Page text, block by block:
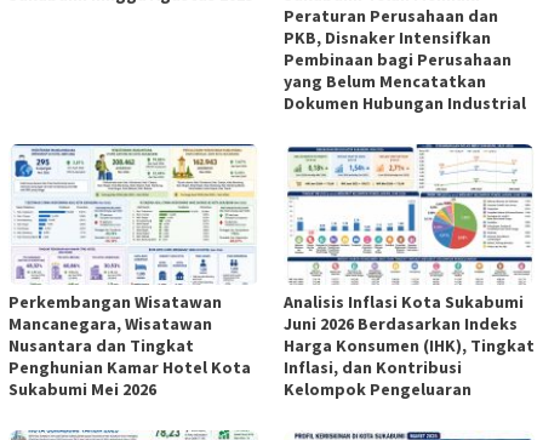
Peraturan Perusahaan dan
PKB, Disnaker Intensifkan
Pembinaan bagi Perusahaan
yang Belum Mencatatkan
Dokumen Hubungan Industrial
Perkembangan Wisatawan
Mancanegara, Wisatawan
Nusantara dan Tingkat
Penghunian Kamar Hotel Kota
Sukabumi Mei 2026
Analisis Inflasi Kota Sukabumi
Juni 2026 Berdasarkan Indeks
Harga Konsumen (IHK), Tingkat
Inflasi, dan Kontribusi
Kelompok Pengeluaran